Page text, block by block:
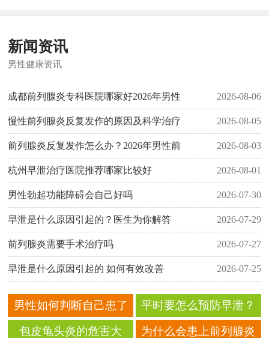
新闻资讯
男性健康资讯
成都前列腺炎专科医院哪家好2026年男性 2026-08-06
慢性前列腺炎反复发作的原因及科学治疗 2026-08-05
前列腺炎反复发作怎么办？2026年男性前 2026-08-03
杭州早泄治疗医院推荐哪家比较好 2026-08-01
男性勃起功能障碍会自己好吗 2026-07-30
早泄是什么原因引起的？医生为你解答 2026-07-29
前列腺炎需要手术治疗吗 2026-07-27
早泄是什么原因引起的 如何有效改善 2026-07-25
男性如何判断自己患了
阳痿？
平时要怎么预防早泄？
包皮龟头炎的危害大
为什么会患上前列腺炎